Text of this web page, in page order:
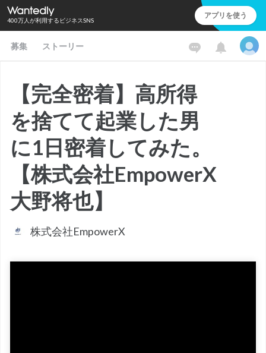
400万人が利用するビジネスSNS アプリを使う
募集 ストーリー
【完全密着】高所得
を捨てて起業した男
に1日密着してみた。
【株式会社EmpowerX
大野将也】
株式会社EmpowerX